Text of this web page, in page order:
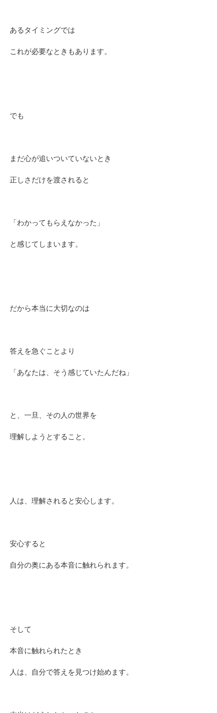
あるタイミングでは
これが必要なときもあります。
でも
まだ心が追いついていないとき
正しさだけを渡されると
「わかってもらえなかった」
と感じてしまいます。
だから本当に大切なのは
答えを急ぐことより
「あなたは、そう感じていたんだね」
と、一旦、その人の世界を
理解しようとすること。
人は、理解されると安心します。
安心すると
自分の奥にある本音に触れられます。
そして
本音に触れられたとき
人は、自分で答えを見つけ始めます。